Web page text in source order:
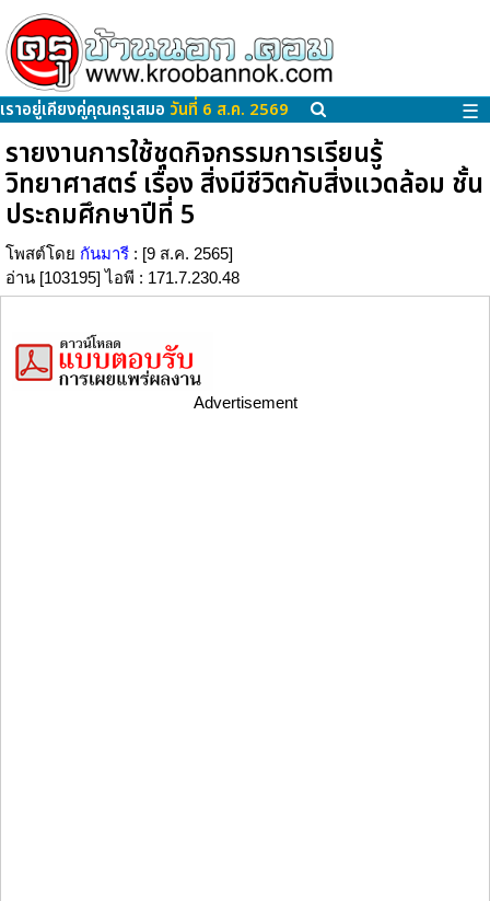
เราอยู่เคียงคู่คุณครูเสมอ วันที่ 6 ส.ค. 2569 ☰
รายงานการใช้ชุดกิจกรรมการเรียนรู้
วิทยาศาสตร์ เรื่อง สิ่งมีชีวิตกับสิ่งแวดล้อม ชั้น
ประถมศึกษาปีที่ 5
โพสต์โดย กันมารี : [9 ส.ค. 2565]
อ่าน [103195] ไอพี : 171.7.230.48
Advertisement